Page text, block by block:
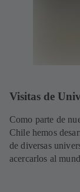
Visitas de
Como parte de
Chile hemos
de diversas
acercarlos al